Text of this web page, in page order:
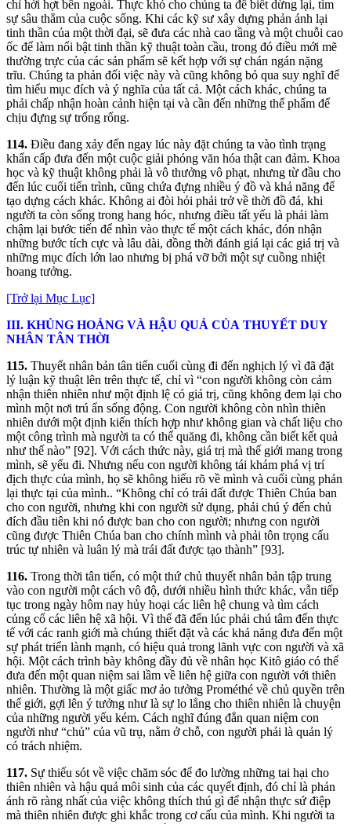
chỉ hời hợt bên ngoài. Thực khó cho chúng ta để biết dừng lại, tìm
sự sâu thẳm của cuộc sống. Khi các kỹ sư xây dựng phản ánh lại
tinh thần của một thời đại, sẽ đưa các nhà cao tầng và một chuỗi cao
ốc để làm nổi bật tinh thần kỹ thuật toàn cầu, trong đó điều mới mẽ
thường trực của các sản phẩm sẽ kết hợp với sự chán ngán nặng
trĩu. Chúng ta phản đối việc này và cũng không bỏ qua suy nghĩ để
tìm hiểu mục đích và ý nghĩa của tất cả. Một cách khác, chúng ta
phải chấp nhận hoàn cảnh hiện tại và cần đến những thế phẩm để
chịu đựng sự trống rổng.
114. Điều đang xảy đến ngay lúc này đặt chúng ta vào tình trạng
khẩn cấp đưa đến một cuộc giải phóng văn hóa thật can đảm. Khoa
học và kỹ thuật không phải là vô thưởng vô phạt, nhưng từ đầu cho
đến lúc cuối tiến trình, cũng chứa đựng nhiều ý đồ và khả năng để
tạo dựng cách khác. Không ai đòi hỏi phải trở về thời đồ đá, khi
người ta còn sống trong hang hóc, nhưng điều tất yếu là phải làm
chậm lại bước tiến để nhìn vào thực tế một cách khác, đón nhận
những bước tích cực và lâu dài, đồng thời đánh giá lại các giá trị và
những mục đích lớn lao nhưng bị phá vỡ bởi một sự cuồng nhiệt
hoang tưởng.
[Trở lại Mục Lục]
III. KHỦNG HOẢNG VÀ HẬU QUẢ CỦA THUYẾT DUY
NHÂN TÂN THỜI
115. Thuyết nhân bản tân tiến cuối cùng đi đến nghịch lý vì đã đặt
lý luận kỹ thuật lên trên thực tế, chỉ vì “con người không còn cảm
nhận thiên nhiên như một định lệ có giá trị, cũng không đem lại cho
mình một nơi trú ẩn sống động. Con người không còn nhìn thiên
nhiên dưới một định kiến thích hợp như không gian và chất liệu cho
một công trình mà người ta có thể quăng đi, không cần biết kết quả
như thế nào” [92]. Với cách thức này, giá trị mà thế giới mang trong
mình, sẽ yếu đi. Nhưng nếu con người không tái khám phá vị trí
địch thực của mình, họ sẽ không hiểu rõ về mình và cuối cùng phản
lại thực tại của mình.. “Không chỉ có trái đất được Thiên Chúa ban
cho con người, nhưng khi con người sử dụng, phải chú ý đến chủ
đích đầu tiên khi nó được ban cho con người; nhưng con người
cũng được Thiên Chúa ban cho chính mình và phải tôn trọng cấu
trúc tự nhiên và luân lý mà trái đất được tạo thành” [93].
116. Trong thời tân tiến, có một thứ chủ thuyết nhân bản tập trung
vào con người một cách vô độ, dưới nhiều hình thức khác, vẫn tiếp
tục trong ngày hôm nay hủy hoại các liên hệ chung và tìm cách
củng cố các liên hệ xã hội. Vì thế đã đến lúc phải chú tâm đến thực
tế với các ranh giới mà chúng thiết đặt và các khả năng đưa đến một
sự phát triển lành mạnh, có hiệu quả trong lãnh vực con người và xã
hội. Một cách trình bày không đầy đủ về nhân học Kitô giáo có thể
đưa đến một quan niệm sai lầm về liên hệ giữa con người với thiên
nhiên. Thường là một giấc mơ ảo tưởng Prométhé về chủ quyền trên
thế giới, gợi lên ý tưởng như là sự lo lắng cho thiên nhiên là chuyện
của những người yếu kém. Cách nghĩ đúng đắn quan niệm con
người như “chủ” của vũ trụ, nằm ở chỗ, con người phải là quản lý
có trách nhiệm.
117. Sự thiếu sót về việc chăm sóc để đo lường những tai hại cho
thiên nhiên và hậu quả môi sinh của các quyết định, đó chỉ là phản
ánh rõ ràng nhất của việc không thích thú gì để nhận thực sứ điệp
mà thiên nhiên được ghi khắc trong cơ cấu của mình. Khi người ta